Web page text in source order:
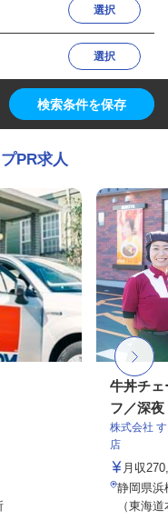
選択
選択
検索条件を保存
PR求人
牛丼チェ
フ／深夜
株式会社
店
月収
静岡県浜
（東海